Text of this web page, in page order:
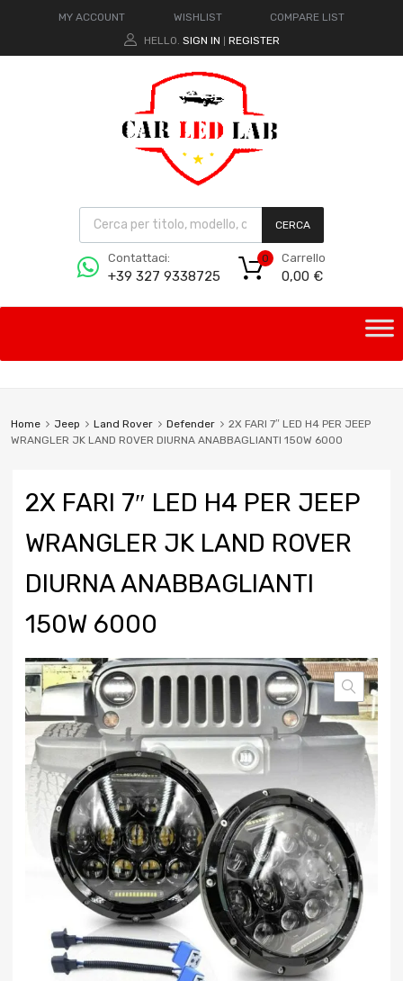
MY ACCOUNT WISHLIST
COMPARE LIST
HELLO. SIGN IN REGISTER
CERCA
Contattaci:
+39 327 9338725
Carrello
0,00 €
0
Home Jeep Land Rover Defender
2X FARI 7″ LED H4 PER JEEP
WRANGLER JK LAND ROVER DIURNA ANABBAGLIANTI 150W 6000
2X FARI 7″ LED H4 PER JEEP
WRANGLER JK LAND ROVER
DIURNA ANABBAGLIANTI
150W 6000